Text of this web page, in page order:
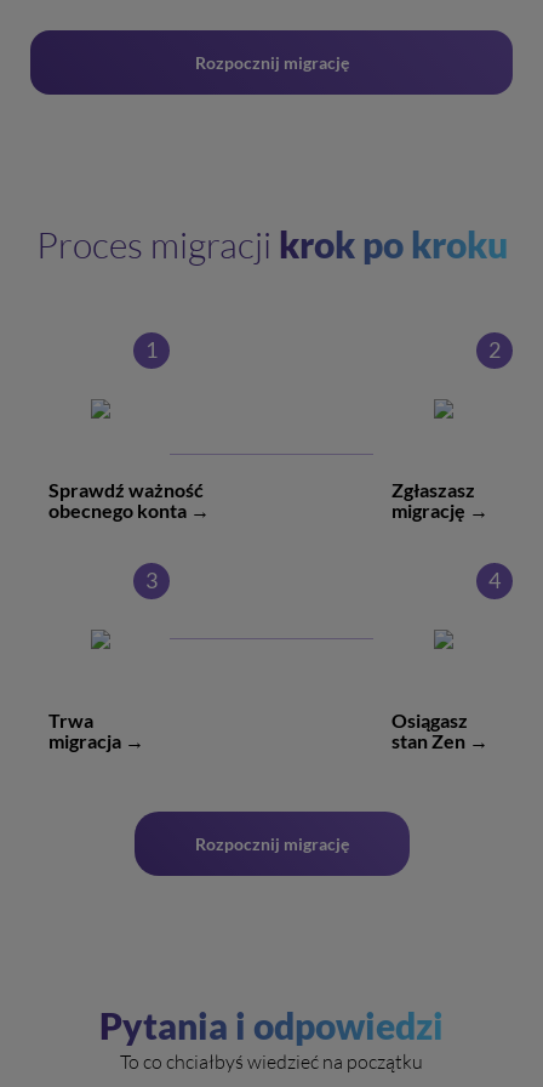
Rozpocznij migrację
Proces migracji krok po kroku
1
Sprawdź ważność
obecnego konta →
2
Zgłaszasz
migrację →
3
Trwa
migracja →
4
Osiągasz
stan Zen →
Rozpocznij migrację
Pytania i odpowiedzi
To co chciałbyś wiedzieć na początku